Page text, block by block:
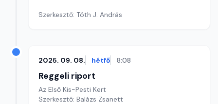
Szerkesztő: Tóth J. András
2025. 09. 08. hétfő 8:08
Reggeli riport
Az Első Kis-Pesti Kert
Szerkesztő: Balázs Zsanett